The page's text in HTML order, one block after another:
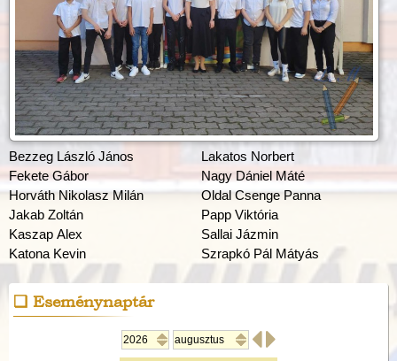
Bezzeg László János
Fekete Gábor
Horváth Nikolasz Milán
Jakab Zoltán
Kaszap Alex
Katona Kevin
Lakatos Norbert
Nagy Dániel Máté
Oldal Csenge Panna
Papp Viktória
Sallai Jázmin
Szrapkó Pál Mátyás
Eseménynaptár
